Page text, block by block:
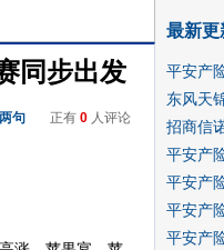
同步出发
正有 0人评论
句
最新更
平安产
东风天
招商信
平安产
平安产
平安产
平安产